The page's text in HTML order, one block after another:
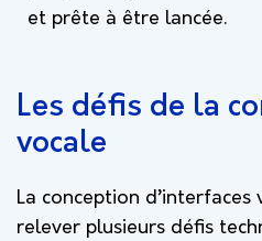
et prête à être lancée.
Les défis de la
vocale
La conception
relever plusieurs défis